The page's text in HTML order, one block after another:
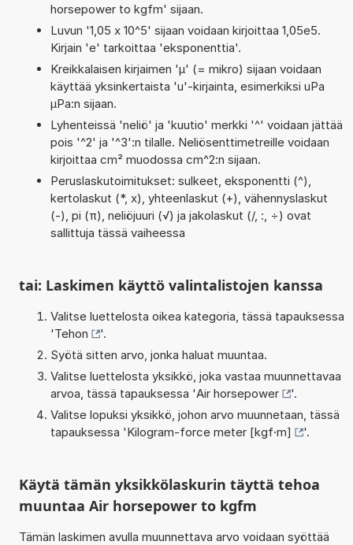
horsepower to kgfm' sijaan.
Luvun '1,05 x 10^5' sijaan voidaan kirjoittaa 1,05e5.
Kirjain 'e' tarkoittaa 'eksponenttia'.
Kreikkalaisen kirjaimen 'µ' (= mikro) sijaan voidaan
käyttää yksinkertaista 'u'-kirjainta, esimerkiksi uPa
µPa:n sijaan.
Lyhenteissä 'neliö' ja 'kuutio' merkki '^' voidaan jättää
pois '^2' ja '^3':n tilalle. Neliösenttimetreille voidaan
kirjoittaa cm² muodossa cm^2:n sijaan.
Peruslaskutoimitukset: sulkeet, eksponentti (^),
kertolaskut (*, x), yhteenlaskut (+), vähennyslaskut
(-), pi (π), neliöjuuri (√) ja jakolaskut (/, :, ÷) ovat
sallittuja tässä vaiheessa
tai: Laskimen käyttö valintalistojen kanssa
Valitse luettelosta oikea kategoria, tässä tapauksessa
'Tehon
'.
Syötä sitten arvo, jonka haluat muuntaa.
Valitse luettelosta yksikkö, joka vastaa muunnettavaa
arvoa, tässä tapauksessa 'Air horsepower
'.
Valitse lopuksi yksikkö, johon arvo muunnetaan, tässä
tapauksessa 'Kilogram-force meter [kgf·m] '.
Käytä tämän yksikkölaskurin täyttä tehoa
muuntaa Air horsepower to kgfm
Tämän laskimen avulla muunnettava arvo voidaan syöttää